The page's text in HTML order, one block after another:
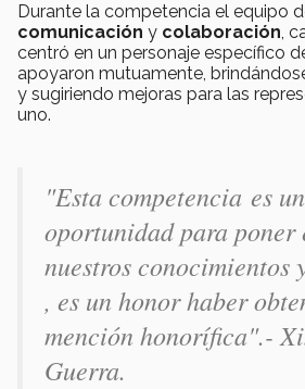
Durante la competencia el equipo
comunicación y colaboración,
centró en un personaje específico
apoyaron mutuamente,
y sugiriendo mejoras para las
uno.
"Esta competencia es
oportunidad para poner
nuestros conocimientos
, es un honor haber
mención honorífica".-
Guerra.